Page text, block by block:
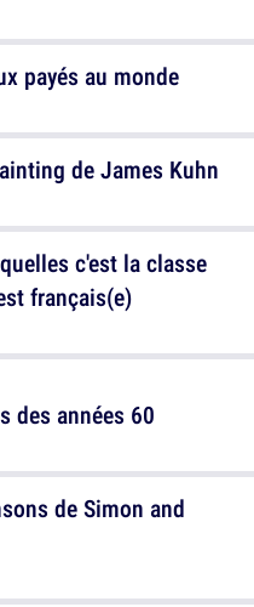
payés au monde
c'est la classe
français(e)
de Simon and
de James Kuhn
des années 60